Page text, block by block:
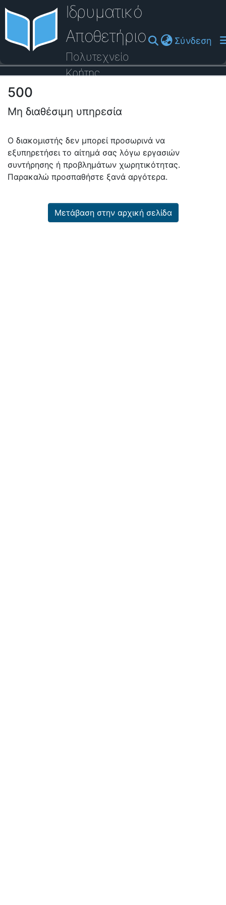
Ιδρυματικό
Αποθετήριο
Πολυτεχνείο
Κρήτης
Σύνδεση
Οδηγός Βοήθειας
500
Μη διαθέσιμη υπηρεσία
Ο διακομιστής δεν μπορεί προσωρινά να
εξυπηρετήσει το αίτημά σας λόγω εργασιών
συντήρησης ή προβλημάτων χωρητικότητας.
Παρακαλώ προσπαθήστε ξανά αργότερα.
Μετάβαση στην αρχική σελίδα